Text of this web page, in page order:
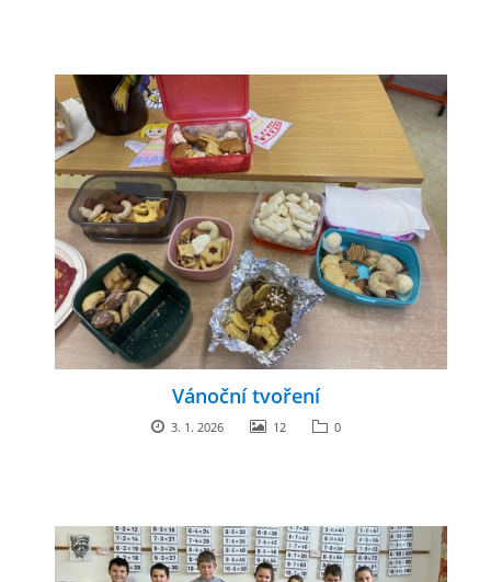
Vánoční tvoření
3. 1. 2026 12 0